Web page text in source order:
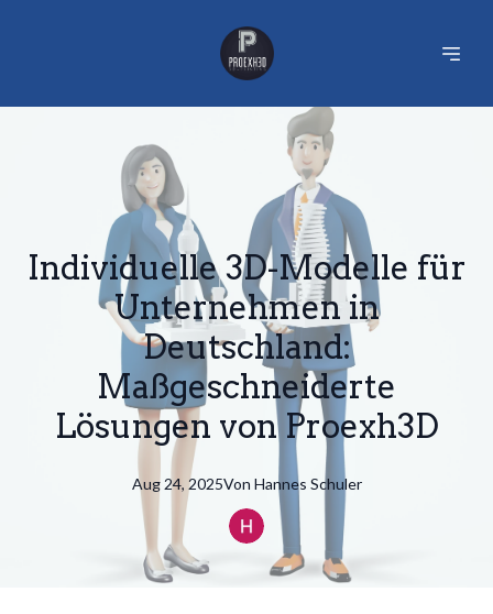
Individuelle 3D-Modelle für
Unternehmen in
Deutschland:
Maßgeschneiderte
Lösungen von Proexh3D
Aug 24, 2025Von Hannes Schuler